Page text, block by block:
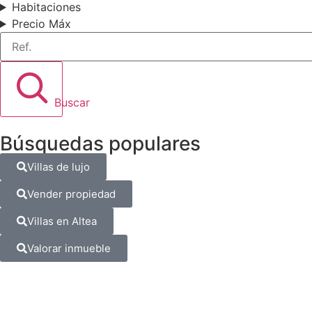
Habitaciones
Precio Máx
Ref.
Buscar
Búsquedas populares
Villas de lujo
Vender propiedad
Villas en Altea
Valorar inmueble